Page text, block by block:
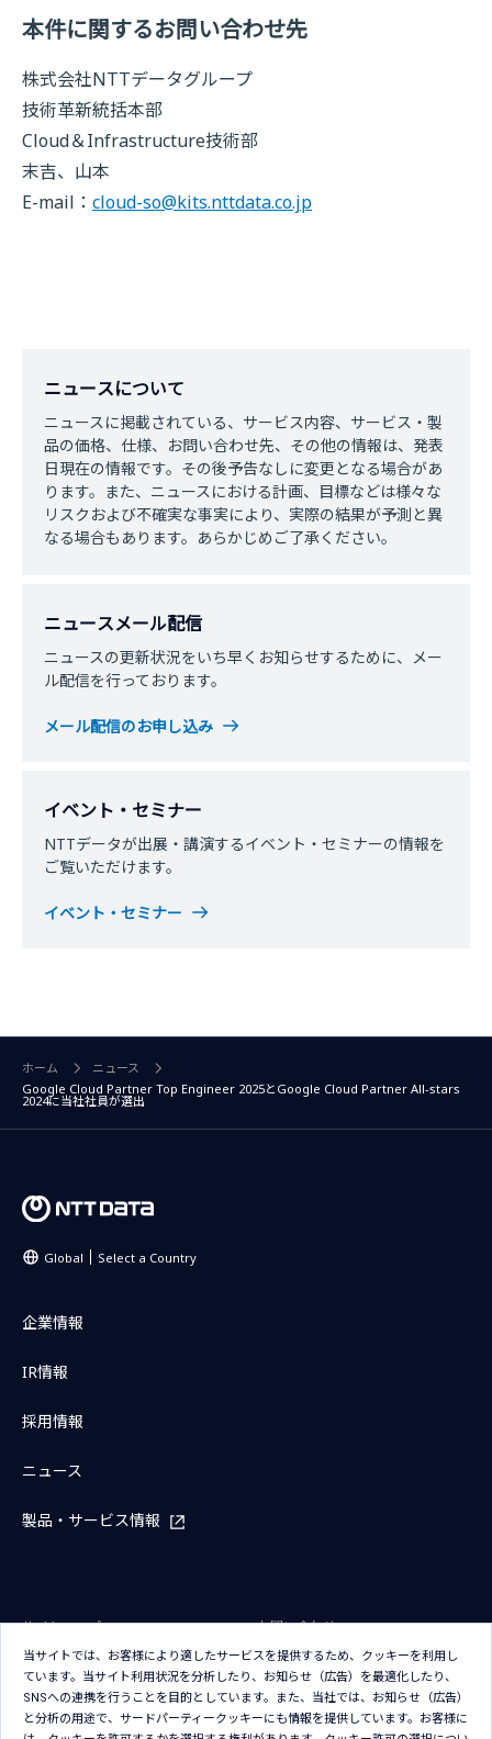
本件に関するお問い合わせ先
株式会社NTTデータグループ
技術革新統括本部
Cloud＆Infrastructure技術部
末吉、山本
E-mail： cloud-so@kits.nttdata.co.jp
ニュースについて
ニュースに掲載されている、サービス内容、サービス・製
品の価格、仕様、お問い合わせ先、その他の情報は、発表
日現在の情報です。その後予告なしに変更となる場合があ
ります。また、ニュースにおける計画、目標などは様々な
リスクおよび不確実な事実により、実際の結果が予測と異
なる場合もあります。あらかじめご了承ください。
ニュースメール配信
ニュースの更新状況をいち早くお知らせするために、メー
ル配信を行っております。
メール配信のお申し込み
イベント・セミナー
NTTデータが出展・講演するイベント・セミナーの情報を
ご覧いただけます。
イベント・セミナー
ホーム
ニュース
Google Cloud Partner Top Engineer 2025とGoogle Cloud Partner All-stars
2024に当社社員が選出
Global Select a Country
企業情報
IR情報
採用情報
ニュース
製品・サービス情報
サイトマップ
お問い合わせ
サイトのご利用条件
プライバシーポリシー
アクセシビリティポリシー
クッキー（Cookie）ポリシー
当サイトでは、お客様により適したサービスを提供するため、クッキーを利用し
ています。当サイト利用状況を分析したり、お知らせ（広告）を最適化したり、
SNSへの連携を行うことを目的としています。また、当社では、お知らせ（広告）
と分析の用途で、サードパーティークッキーにも情報を提供しています。お客様に